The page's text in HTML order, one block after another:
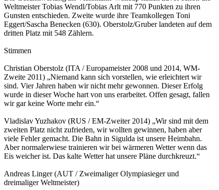
Weltmeister Tobias Wendl/Tobias Arlt mit 770 Punkten zu ihren
Gunsten entschieden. Zweite wurde ihre Teamkollegen Toni
Eggert/Sascha Benecken (630). Oberstolz/Gruber landeten auf dem
dritten Platz mit 548 Zählern.
Stimmen
Christian Oberstolz (ITA / Europameister 2008 und 2014, WM-
Zweite 2011) „Niemand kann sich vorstellen, wie erleichtert wir
sind. Vier Jahren haben wir nicht mehr gewonnen. Dieser Erfolg
wurde in dieser Woche hart von uns erarbeitet. Offen gesagt, fallen
wir gar keine Worte mehr ein.“
Vladislav Yuzhakov (RUS / EM-Zweiter 2014) „Wir sind mit dem
zweiten Platz nicht zufrieden, wir wollten gewinnen, haben aber
viele Fehler gemacht. Die Bahn in Sigulda ist unsere Heimbahn.
Aber normalerwiese trainieren wir bei wärmeren Wetter wenn das
Eis weicher ist. Das kalte Wetter hat unsere Pläne durchkreuzt.“
Andreas Linger (AUT / Zweimaliger Olympiasieger und
dreimaliger Weltmeister)